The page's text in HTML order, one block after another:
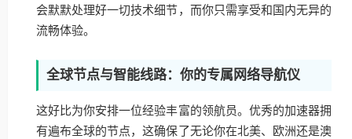
会默默处理好一切技术细节，而你只需享受和国内无异的
流畅体验。
全球节点与智能线路：你的专属网络导航仪
这好比为你安排一位经验丰富的领航员。优秀的加速器拥
有遍布全球的节点，这确保了无论你在北美、欧洲还是澳